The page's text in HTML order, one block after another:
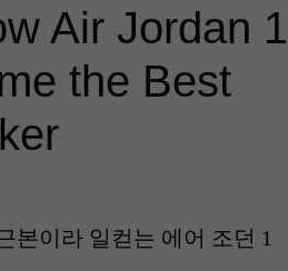
Air Jordan 1
the Best
본이라 일컫는 에어 조던 1